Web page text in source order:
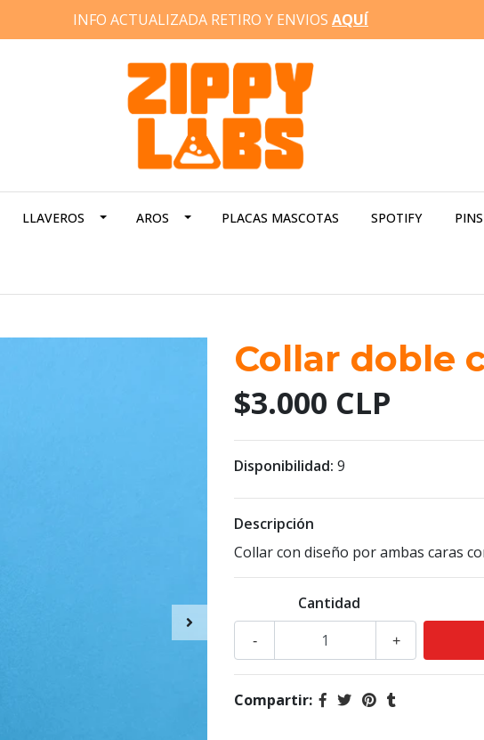
INFO ACTUALIZADA RETIRO Y ENVIOS AQUÍ
LLAVEROS AROS PLACAS MASCOTAS SPOTIFY PINS
Collar doble
$3.000 CLP
Disponibilidad: 9
Descripción
Collar con diseño por ambas caras
Cantidad
+
-
Compartir: